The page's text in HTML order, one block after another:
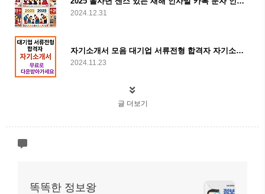
2024.12.31
자기소개서 모음 대기업 서류전형 합격자 자기소개서 자소서 받아가세요
2024.11.23
글 더보기
똑똑한 정보왕